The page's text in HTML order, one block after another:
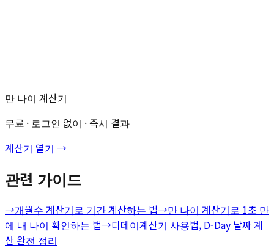
만 나이 계산기
무료 · 로그인 없이 · 즉시 결과
계산기 열기 →
관련 가이드
→개월수 계산기로 기간 계산하는 법→만 나이 계산기로 1초 만
에 내 나이 확인하는 법→디데이계산기 사용법, D-Day 날짜 계
산 완전 정리